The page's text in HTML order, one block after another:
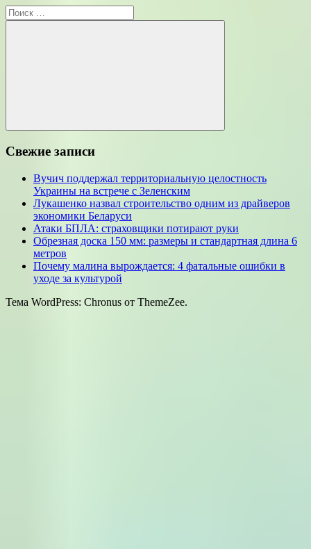
Поиск
для:
Поиск
Свежие записи
Вучич поддержал территориальную целостность
Украины на встрече с Зеленским
Лукашенко назвал строительство одним из драйверов
экономики Беларуси
Атаки БПЛА: страховщики потирают руки
Обрезная доска 150 мм: размеры и стандартная длина 6
метров
Почему малина вырождается: 4 фатальные ошибки в
уходе за культурой
Тема WordPress: Chronus от ThemeZee.